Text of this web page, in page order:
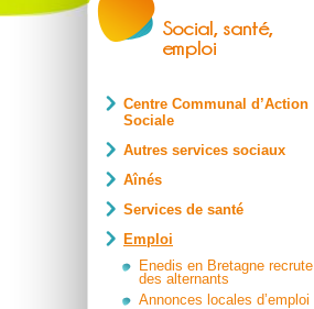
Centre Communal d’Action
Sociale
Autres services sociaux
Aînés
Services de santé
Emploi
Enedis en Bretagne recrute
des alternants
Annonces locales d’emploi